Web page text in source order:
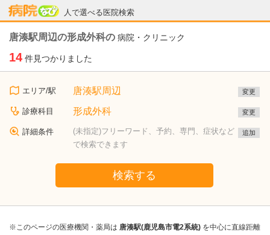
人で選べる医院検索
病院なび
唐湊駅周辺の形成外科の 病院・クリニック
14 件見つかりました
エリア/駅 唐湊駅周辺 変更
診療科目 形成外科 変更
詳細条件
(未指定)フリーワード、予約、専門、症状など
で検索できます
追加
検索する
※このページの医療機関・薬局は 唐湊駅(鹿児島市電2系統) を中心に直線距離